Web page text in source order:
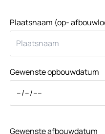
Plaatsnaam (op-
Gewenste opbouwdatum
Gewenste afbouwdatum